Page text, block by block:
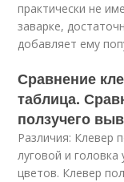
практически не
заварке,
добавляет ему
Сравнение
таблица.
ползучего
Различия: Клевер
луговой и
цветов. Клевер